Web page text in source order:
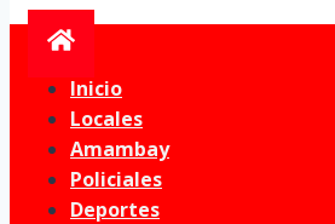
Inicio
Locales
Amambay
Policiales
Deportes